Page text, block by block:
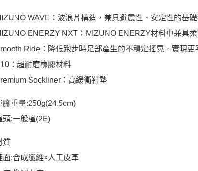
WAVE：波浪片構造，兼具避震性、安定性的基
ENERZY NXT：MIZUNO ENERZY材料中兼具
Ride：降低跑步時足部產生的不穩定搖晃，實現更
：超耐磨橡膠材料
Sockliner：高緩衝鞋墊
腳重量:250g(24.5cm)
頭:一般楦(2E)
質
面:合成纖維×人工皮革